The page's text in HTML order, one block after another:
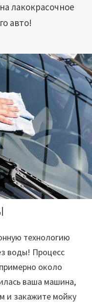
лакокрасочное
авто!
технологию
воды! Процесс
около
ваша машина,
и закажите мойку